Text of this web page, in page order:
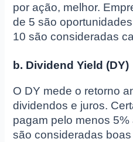
por ação, melhor.
de 5 são
10 são consideradas
b. Dividend Yield (DY)
O DY mede o retorno
dividendos e juros.
pagam pelo menos
são consideradas